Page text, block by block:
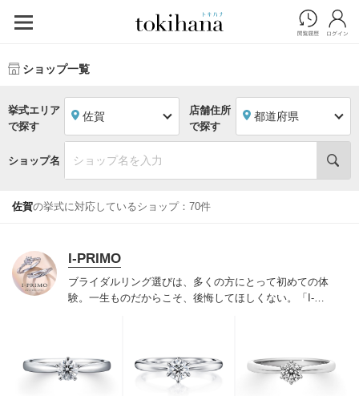
ショップ一覧
挙式エリア
で探す
佐賀
店舗住所
で探す
都道府県
ショップ名
佐賀の挙式に対応しているショップ：70件
I-PRIMO
ブライダルリング選びは、多くの方にとって初めての体
験。一生ものだからこそ、後悔してほしくない。「I-
でお待ちしております。リング選びの最初の一歩をご一
緒に。まずは、アイプリモへ。